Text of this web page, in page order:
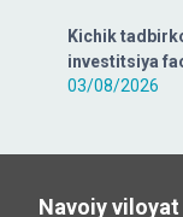
Kichik
investitsiya
03/08/2026
Navoiy